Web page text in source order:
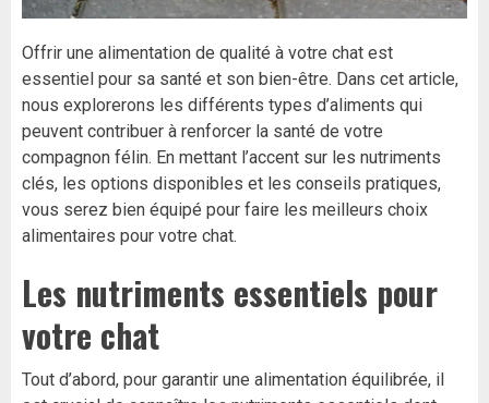
Offrir une alimentation de qualité à votre chat est
essentiel pour sa santé et son bien-être. Dans cet article,
nous explorerons les différents types d’aliments qui
peuvent contribuer à renforcer la santé de votre
compagnon félin. En mettant l’accent sur les nutriments
clés, les options disponibles et les conseils pratiques,
vous serez bien équipé pour faire les meilleurs choix
alimentaires pour votre chat.
Les nutriments essentiels pour
votre chat
Tout d’abord, pour garantir une alimentation équilibrée, il